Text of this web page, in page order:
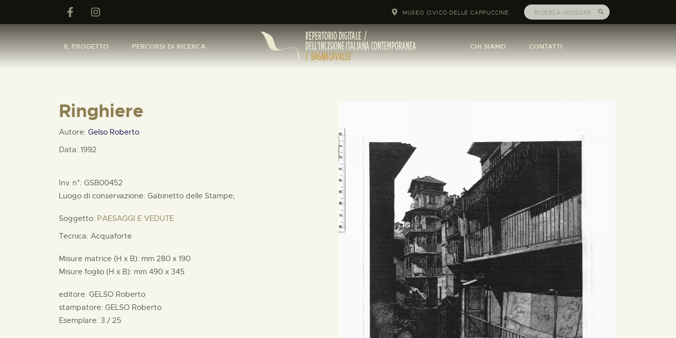
MUSEO CIVICO DELLE CAPPUCCINE
IL PROGETTO PERCORSI DI RICERCA CHI SIAMO CONTATTI
Ringhiere
Autore: Gelso Roberto
Data: 1992
Inv. n°: GSB00452
Luogo di conservazione: Gabinetto delle Stampe;
Soggetto: PAESAGGI E VEDUTE
Tecnica: Acquaforte
Misure matrice (H x B): mm 280 x 190
Misure foglio (H x B): mm 490 x 345
editore: GELSO Roberto
stampatore: GELSO Roberto
Esemplare: 3 / 25